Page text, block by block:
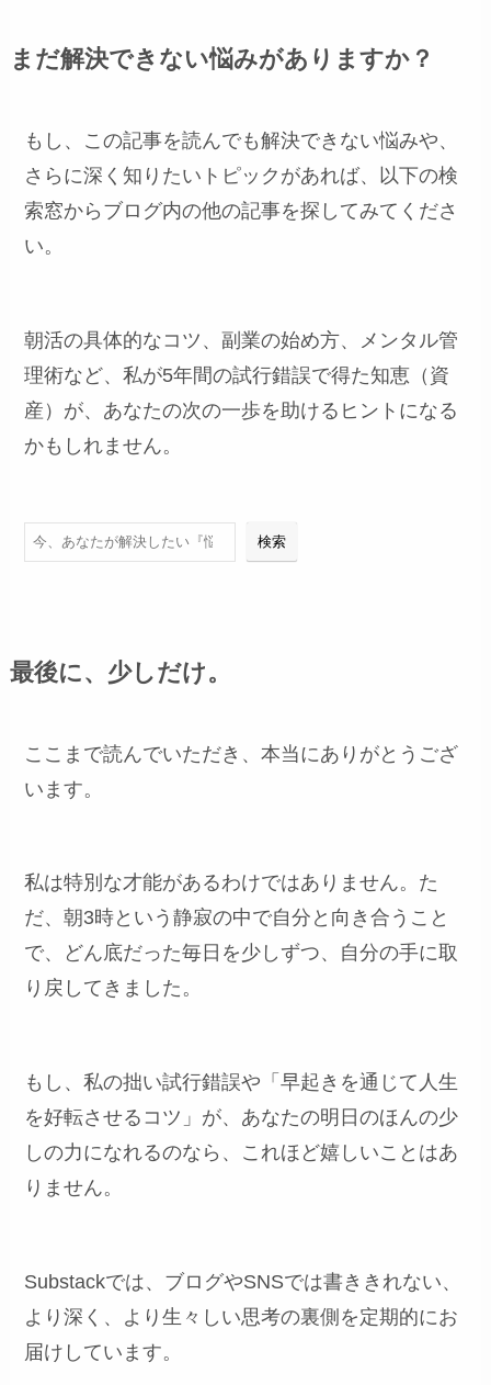
まだ解決できない悩みがありますか？
もし、この記事を読んでも解決できない悩みや、
さらに深く知りたいトピックがあれば、以下の検
索窓からブログ内の他の記事を探してみてくださ
い。
朝活の具体的なコツ、副業の始め方、メンタル管
理術など、私が5年間の試行錯誤で得た知恵（資
産）が、あなたの次の一歩を助けるヒントになる
かもしれません。
検索 検索
最後に、少しだけ。
ここまで読んでいただき、本当にありがとうござ
います。
私は特別な才能があるわけではありません。た
だ、朝3時という静寂の中で自分と向き合うこと
で、どん底だった毎日を少しずつ、自分の手に取
り戻してきました。
もし、私の拙い試行錯誤や「早起きを通じて人生
を好転させるコツ」が、あなたの明日のほんの少
しの力になれるのなら、これほど嬉しいことはあ
りません。
Substackでは、ブログやSNSでは書ききれない、
より深く、より生々しい思考の裏側を定期的にお
届けしています。